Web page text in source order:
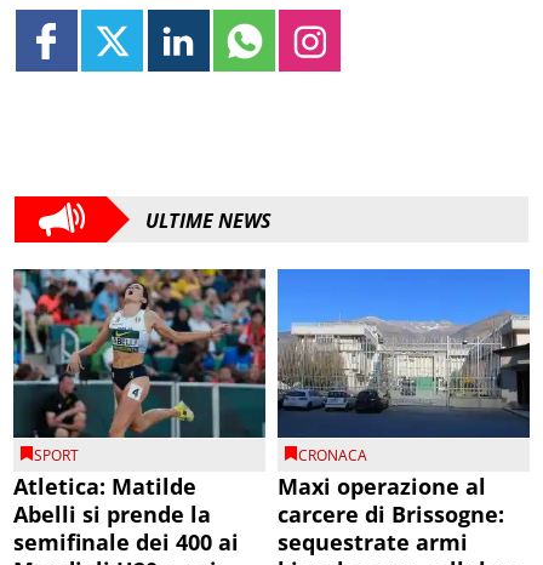
ULTIME NEWS
SPORT
Atletica: Matilde
Abelli si prende la
semifinale dei 400 ai
CRONACA
Maxi operazione al
carcere di Brissogne:
sequestrate armi